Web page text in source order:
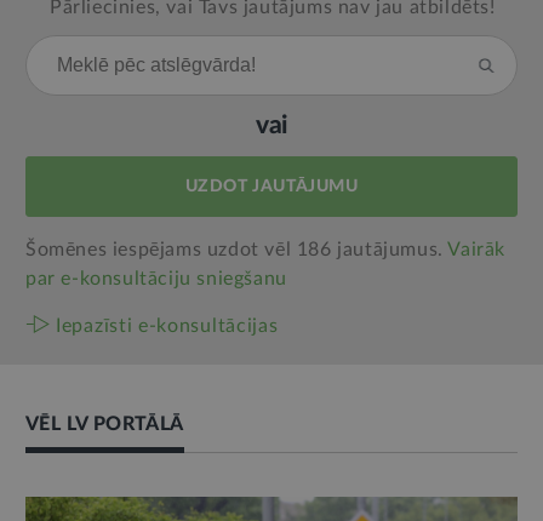
Pārliecinies, vai Tavs jautājums nav jau atbildēts!
vai
UZDOT JAUTĀJUMU
Šomēnes iespējams uzdot vēl 186 jautājumus.Vairāk
par e‑konsultāciju sniegšanu
Iepazīsti e-konsultācijas
VĒL LV PORTĀLĀ